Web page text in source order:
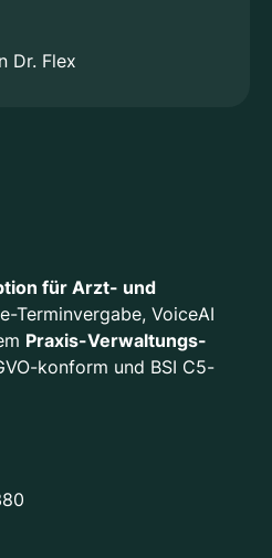
Dr. Flex
für Arzt- und
Terminvergabe, VoiceAI
Praxis-Verwaltungs-
konform und BSI C5-